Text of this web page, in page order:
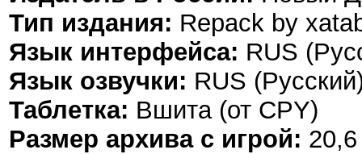
Тип издания: Repack by
Язык интерфейса: RUS
Язык озвучки: RUS
Таблетка: Вшита (от CPY)
Размер архива с игрой: